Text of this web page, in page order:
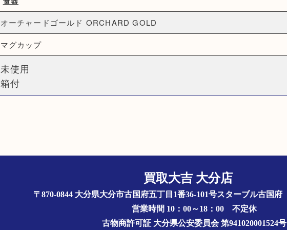
オーチャードゴールド ORCHARD GOLD
マグカップ
未使用
箱付
買取大吉 大分店
〒870-0844 大分県大分市古国府五丁目1番36-101号スターブル古国府
営業時間 10：00～18：00 不定休
古物商許可証 大分県公安委員会 第941020001524号